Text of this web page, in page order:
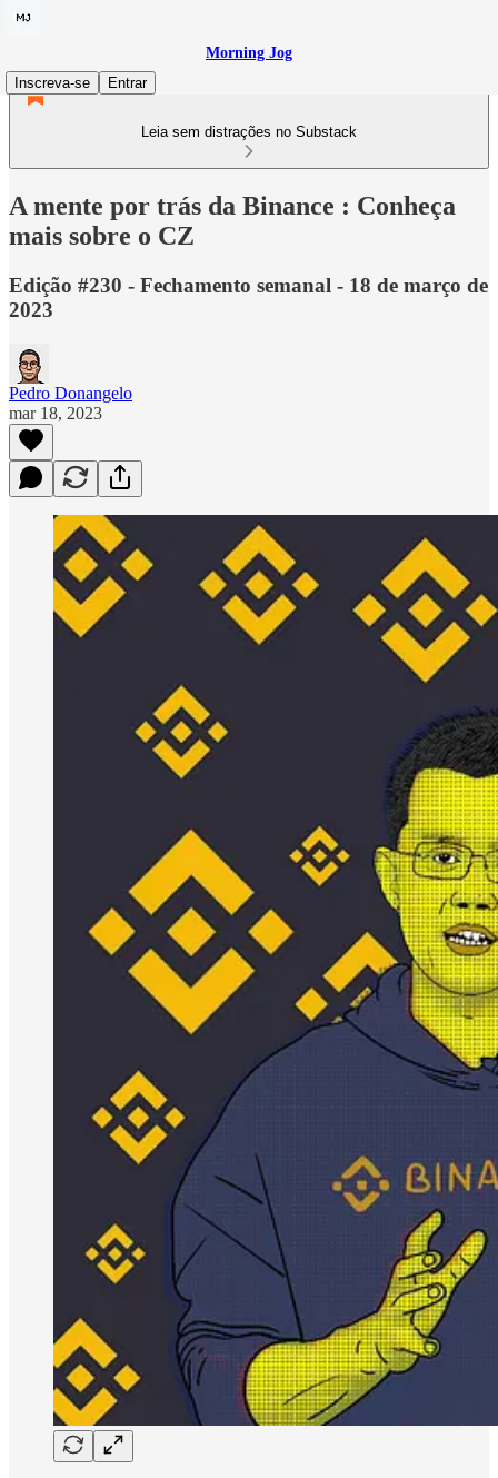
Morning Jog
Inscreva-se
Entrar
Leia sem distrações no Substack
A mente por trás da Binance : Conheça
mais sobre o CZ
Edição #230 - Fechamento semanal - 18 de março de
2023
Pedro Donangelo
mar 18, 2023